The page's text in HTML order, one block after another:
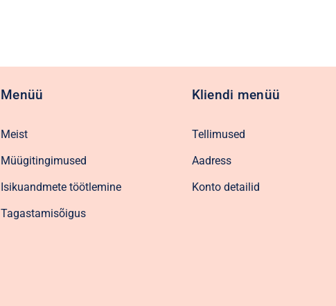
Menüü
Meist
Müügitingimused
Isikuandmete töötlemine
Tagastamisõigus
Kliendi menüü
Tellimused
Aadress
Konto detailid